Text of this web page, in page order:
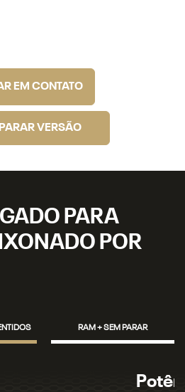
EM CONTATO
VERSÃO
PARA
POR
RAM + SEM PARAR